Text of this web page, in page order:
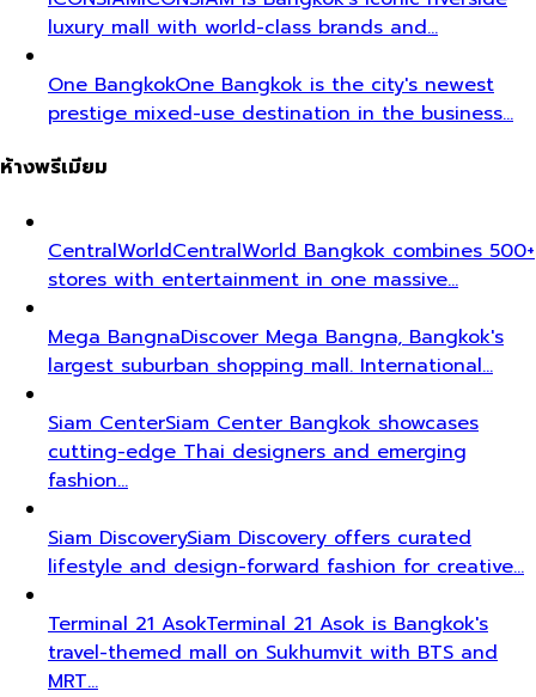
luxury mall with world-class brands and…
One BangkokOne Bangkok is the city's newest
prestige mixed-use destination in the business…
ห้างพรีเมียม
CentralWorldCentralWorld Bangkok combines 500+
stores with entertainment in one massive…
Mega BangnaDiscover Mega Bangna, Bangkok's
largest suburban shopping mall. International…
Siam CenterSiam Center Bangkok showcases
cutting-edge Thai designers and emerging
fashion…
Siam DiscoverySiam Discovery offers curated
lifestyle and design-forward fashion for creative…
Terminal 21 AsokTerminal 21 Asok is Bangkok's
travel-themed mall on Sukhumvit with BTS and
MRT…